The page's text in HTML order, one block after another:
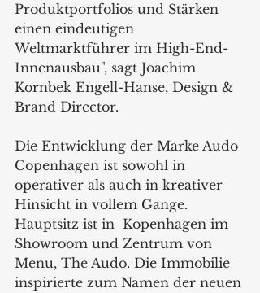
Produktportfolios und Stärken
einen eindeutigen
Weltmarktführer im High-End-
Innenausbau", sagt Joachim
Kornbek Engell-Hanse, Design &
Brand Director.
Die Entwicklung der Marke Audo
Copenhagen ist sowohl in
operativer als auch in kreativer
Hinsicht in vollem Gange.
Hauptsitz ist in  Kopenhagen im
Showroom und Zentrum von
Menu, The Audo. Die Immobilie
inspirierte zum Namen der neuen